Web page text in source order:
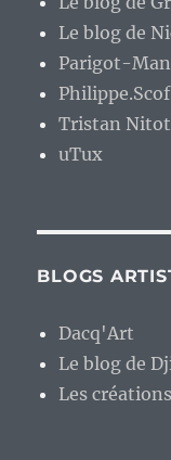
Le blog de
Parigot-
Tristan Nitot
uTux
BLOGS
Dacq'Art
Le blog de
Les